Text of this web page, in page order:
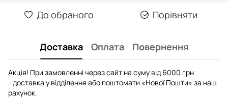
До обраного Порівняти
Доставка Оплата Повернення
Акція! При замовленні через сайт на суму від 6000 грн
- доставка у відділення або поштомати «Нової Пошти» за наш
рахунок.